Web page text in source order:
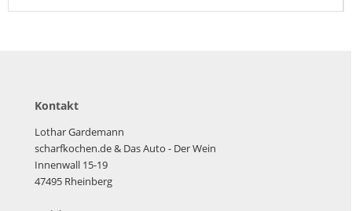
Kontakt
Lothar Gardemann
scharfkochen.de& Das Auto - Der Wein
Innenwall 15-19
47495 Rheinberg